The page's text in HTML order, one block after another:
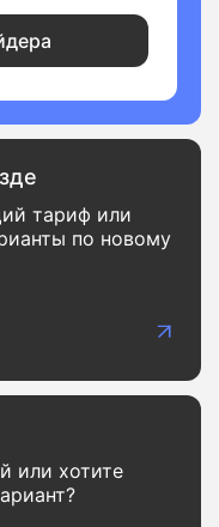
тариф или
по новому
или хотите